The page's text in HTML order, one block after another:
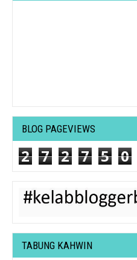
BLOG PAGEVIEWS
2 7 2 7 5 0
TABUNG KAHWIN